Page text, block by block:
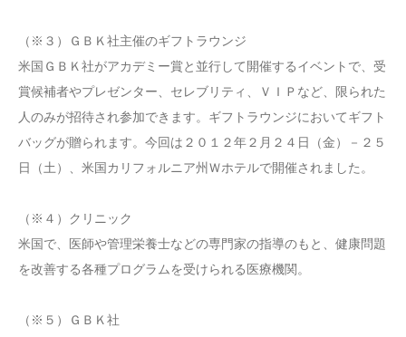
（※３）ＧＢＫ社主催のギフトラウンジ
米国ＧＢＫ社がアカデミー賞と並行して開催するイベントで、受
賞候補者やプレゼンター、セレブリティ、ＶＩＰなど、限られた
人のみが招待され参加できます。ギフトラウンジにおいてギフト
バッグが贈られます。今回は２０１２年２月２４日（金）－２５
日（土）、米国カリフォルニア州Ｗホテルで開催されました。
（※４）クリニック
米国で、医師や管理栄養士などの専門家の指導のもと、健康問題
を改善する各種プログラムを受けられる医療機関。
（※５）ＧＢＫ社